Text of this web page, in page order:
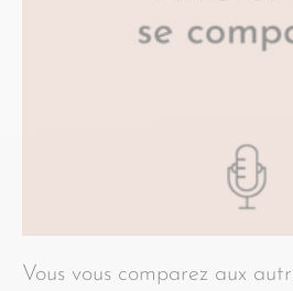
Vous vous comparez aux